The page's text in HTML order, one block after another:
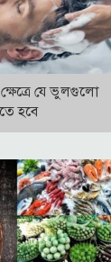
যে ভুলগুলো
হবে